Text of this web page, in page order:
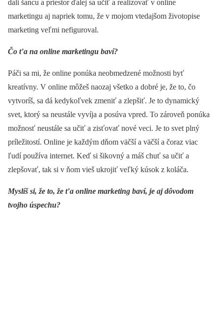
dali šancu a priestor ďalej sa učiť a realizovať v online
marketingu aj napriek tomu, že v mojom vtedajšom životopise
marketing veľmi nefiguroval.
Čo ťa na online marketingu baví?
Páči sa mi, že online ponúka neobmedzené možnosti byť
kreatívny. V online môžeš naozaj všetko a dobré je, že to, čo
vytvoríš, sa dá kedykoľvek zmeniť a zlepšiť. Je to dynamický
svet, ktorý sa neustále vyvíja a posúva vpred. To zároveň ponúka
možnosť neustále sa učiť a zisťovať nové veci. Je to svet plný
príležitostí. Online je každým dňom väčší a väčší a čoraz viac
ľudí používa internet. Keď si šikovný a máš chuť sa učiť a
zlepšovať, tak si v ňom vieš ukrojiť veľký kúsok z koláča.
Myslíš si, že to, že ťa online marketing baví, je aj dôvodom
tvojho úspechu?